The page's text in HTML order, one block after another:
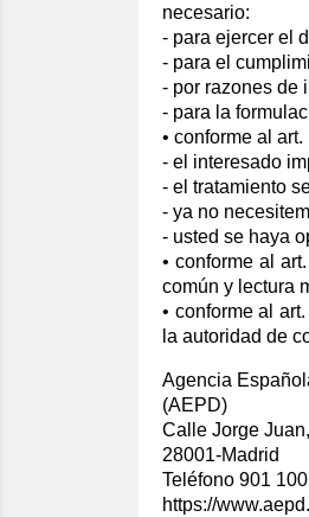
necesario:
- para ejercer el
- para el
- por razones de
- para la
• conforme al
- el interesado
- el tratamiento
- ya no
- usted se haya
• conforme al
común y lectura
• conforme al
la autoridad de
Agencia
(AEPD)
Calle Jorge
28001-Madrid
Teléfono 901
https://